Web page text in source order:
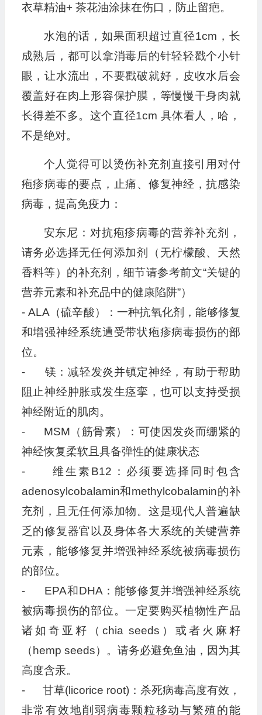
衣草精油+ 茶花油涂抹在伤口，防止留疤。
水泡的话，如果面积超过直径1cm，长
成熟后，都可以拿消毒后的针轻轻戳个小针
眼，让水流出，不要戳破就好，皮收水后会
覆盖好在肉上形容保护膜，等慢慢干身肉就
长得差不多。这个直径1cm 具体看人，哈，
不是绝对。
个人觉得可以烫伤补充剂直接引用对付
疱疹病毒的要点，止痛、修复神经，抗感染
病毒，提高免疫力：
安东尼：对抗疱疹病毒的营养补充剂，
请务必选择无任何添加剂（无柠檬酸、天然
香料等）的补充剂，细节请参考前文“关键的
营养元素和补充品中的健康陷阱”）
- ALA（硫辛酸）：一种抗氧化剂，能够修复
和增强神经系统遭受带状疱疹病毒损伤的部
位。
- 镁：减轻发炎并镇定神经，有助于帮助
阻止神经肿胀或发生痉挛，也可以支持受损
神经附近的肌肉。
- MSM（筋骨素）：可使因发炎而绷紧的
神经恢复柔软且具备弹性的健康状态
- 维生素B12：必须要选择同时包含
adenosylcobalamin和methylcobalamin的补
充剂，且无任何添加物。这是现代人普遍缺
乏的修复器官以及身体各大系统的关键营养
元素，能够修复并增强神经系统被病毒损伤
的部位。
- EPA和DHA：能够修复并增强神经系统
被病毒损伤的部位。一定要购买植物性产品
诸如奇亚籽（chia seeds）或者火麻籽
（hemp seeds）。请务必避免鱼油，因为其
高度含汞。
- 甘草(licorice root)：杀死病毒高度有效，
非常有效地削弱病毒颗粒移动与繁殖的能